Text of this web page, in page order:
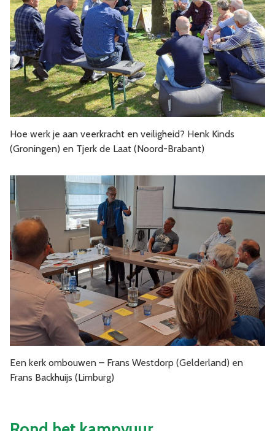
Hoe werk je aan veerkracht en veiligheid? Henk Kinds
(Groningen) en Tjerk de Laat (Noord-Brabant)
Een kerk ombouwen – Frans Westdorp (Gelderland) en
Frans Backhuijs (Limburg)